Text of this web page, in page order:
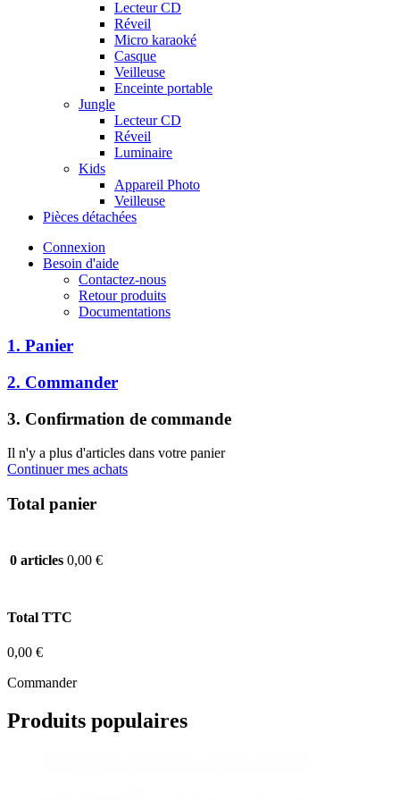
Lecteur CD
Réveil
Micro karaoké
Casque
Veilleuse
Enceinte portable
Jungle
Lecteur CD
Réveil
Luminaire
Kids
Appareil Photo
Veilleuse
Pièces détachées
Connexion
Besoin d'aide
Contactez-nous
Retour produits
Documentations
1. Panier
2. Commander
3. Confirmation de commande
Il n'y a plus d'articles dans votre panier
Continuer mes achats
Total panier
0 articles 0,00 €
Total TTC
0,00 €
Commander
Produits populaires